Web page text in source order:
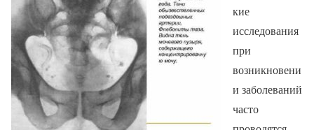
кие
исследования
при
возникновени
и заболеваний
часто